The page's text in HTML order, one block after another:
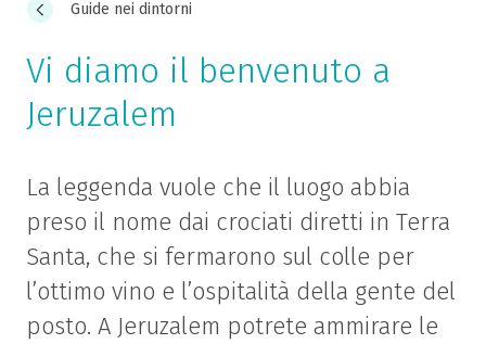
Guide nei dintorni
Vi diamo il benvenuto a
Jeruzalem
La leggenda vuole che il luogo abbia
preso il nome dai crociati diretti in Terra
Santa, che si fermarono sul colle per
l’ottimo vino e l’ospitalità della gente del
posto. A Jeruzalem potrete ammirare le